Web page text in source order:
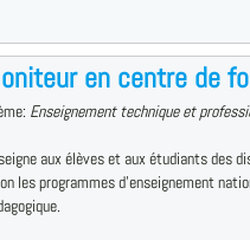
en centre de
Enseignement technique et
aux élèves et aux étudiants des
les programmes d'enseignement